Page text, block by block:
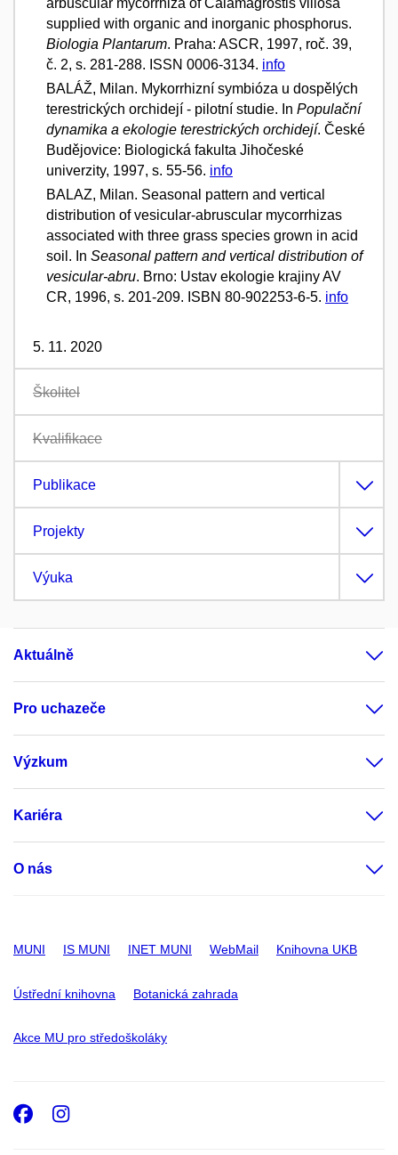
supplied with organic and inorganic phosphorus.
Biologia Plantarum. Praha: ASCR, 1997, roč. 39,
č. 2, s. 281-288. ISSN 0006-3134. info
BALÁŽ, Milan. Mykorrhizní symbióza u dospělých
terestrických orchidejí - pilotní studie. In Populační
dynamika a ekologie terestrických orchidejí. České
Budějovice: Biologická fakulta Jihočeské
univerzity, 1997, s. 55-56. info
BALAZ, Milan. Seasonal pattern and vertical
distribution of vesicular-abruscular mycorrhizas
associated with three grass species grown in acid
soil. In Seasonal pattern and vertical distribution of
vesicular-abru. Brno: Ustav ekologie krajiny AV
CR, 1996, s. 201-209. ISBN 80-902253-6-5. info
5. 11. 2020
Školitel
Kvalifikace
Publikace
Projekty
Výuka
Aktuálně
Pro uchazeče
Výzkum
Kariéra
O nás
MUNI IS MUNI INET MUNI WebMail Knihovna UKB
Ústřední knihovna Botanická zahrada
Akce MU pro středoškoláky
Facebook
Instagram